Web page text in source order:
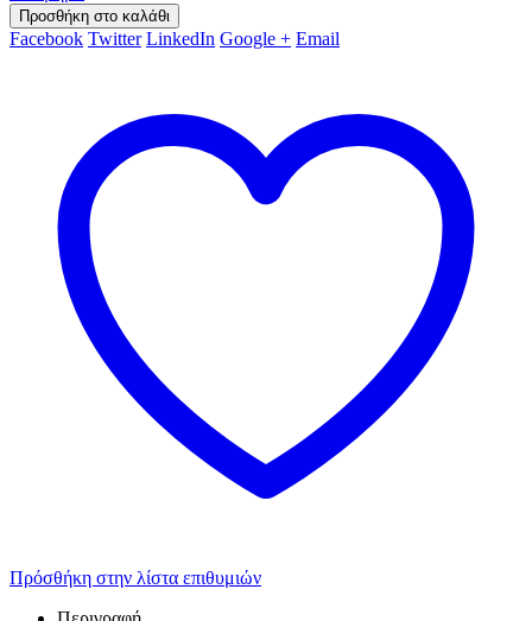
Προσθήκη στο καλάθι
Facebook Twitter LinkedIn Google + Email
Πρόσθήκη στην λίστα επιθυμιών